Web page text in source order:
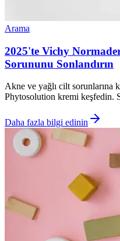
Arama
2025'te Vichy
Sorununu Sonlandırın
Akne ve yağlı cilt sorunlarına
Phytosolution kremi keşfedin.
Daha fazla bilgi edinin